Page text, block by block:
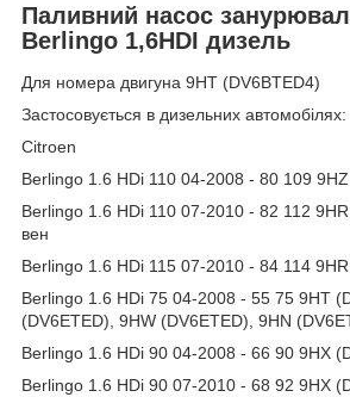
Паливний насос
Berlingo 1,6HDI дизель
Для номера двигуна 9HT (DV6BTED4)
Застосовується в дизельних автомобілях:
Citroen
Berlingo 1.6 HDi 110 04-2008 - 80 109
Berlingo 1.6 HDi 110 07-2010 - 82 112
вен
Berlingo 1.6 HDi 115 07-2010 - 84 114
Berlingo 1.6 HDi 75 04-2008 - 55 75 9HT
(DV6ETED), 9HW (DV6ETED), 9HN
Berlingo 1.6 HDi 90 04-2008 - 66 90 9HX
Berlingo 1.6 HDi 90 07-2010 - 68 92 9HX